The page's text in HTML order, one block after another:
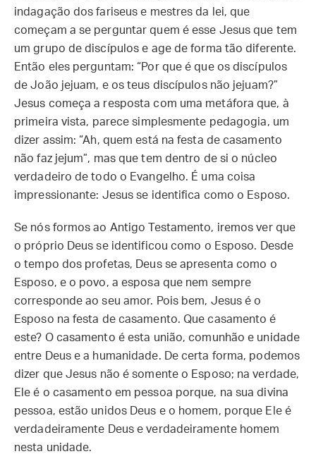
indagação dos fariseus e mestres da lei, que
começam a se perguntar quem é esse Jesus que tem
um grupo de discípulos e age de forma tão diferente.
Então eles perguntam: “Por que é que os discípulos
de João jejuam, e os teus discípulos não jejuam?”
Jesus começa a resposta com uma metáfora que, à
primeira vista, parece simplesmente pedagogia, um
dizer assim: “Ah, quem está na festa de casamento
não faz jejum”, mas que tem dentro de si o núcleo
verdadeiro de todo o Evangelho. É uma coisa
impressionante: Jesus se identifica como o Esposo.
Se nós formos ao Antigo Testamento, iremos ver que
o próprio Deus se identificou como o Esposo. Desde
o tempo dos profetas, Deus se apresenta como o
Esposo, e o povo, a esposa que nem sempre
corresponde ao seu amor. Pois bem, Jesus é o
Esposo na festa de casamento. Que casamento é
este? O casamento é esta união, comunhão e unidade
entre Deus e a humanidade. De certa forma, podemos
dizer que Jesus não é somente o Esposo; na verdade,
Ele é o casamento em pessoa porque, na sua divina
pessoa, estão unidos Deus e o homem, porque Ele é
verdadeiramente Deus e verdadeiramente homem
nesta unidade.